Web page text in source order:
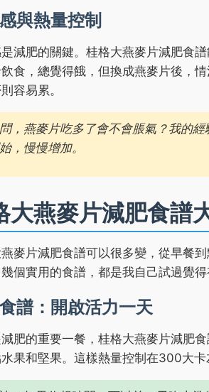
與熱量控制
減肥的關鍵。桂格大燕麥片減肥食
食，總覺得餓，但換成燕麥片後，
容易累。
，燕麥片吃多了會不會脹氣？我的
，慢慢增加。
大燕麥片減肥食譜
麥片減肥食譜可以很多變，從早餐
個實用的食譜，都是我自己試過覺得
譜：開啟活力一天
肥的重要一餐，桂格大燕麥片減肥
果和堅果。這樣熱量控制在300大卡